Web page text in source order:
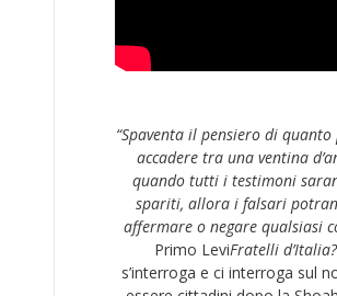
“Spaventa il pensiero di
accadere tra una ventina
quando tutti i testimoni
spariti, allora i falsari
affermare o negare qualsiasi
Primo LeviFratelli d’Italia?
s’interroga e ci interroga sul